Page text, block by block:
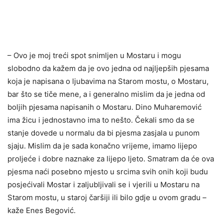
– Ovo je moj treći spot snimljen u Mostaru i mogu
slobodno da kažem da je ovo jedna od najljepših pjesama
koja je napisana o ljubavima na Starom mostu, o Mostaru,
bar što se tiče mene, a i generalno mislim da je jedna od
boljih pjesama napisanih o Mostaru. Dino Muharemović
ima žicu i jednostavno ima to nešto. Čekali smo da se
stanje dovede u normalu da bi pjesma zasjala u punom
sjaju. Mislim da je sada konačno vrijeme, imamo lijepo
proljeće i dobre naznake za lijepo ljeto. Smatram da će ova
pjesma naći posebno mjesto u srcima svih onih koji budu
posjećivali Mostar i zaljubljivali se i vjerili u Mostaru na
Starom mostu, u staroj čaršiji ili bilo gdje u ovom gradu –
kaže Enes Begović.